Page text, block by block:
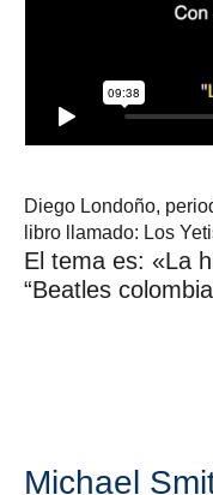
Diego Londoño,
libro llamado: Los
El tema es: «La
“Beatles
Michael